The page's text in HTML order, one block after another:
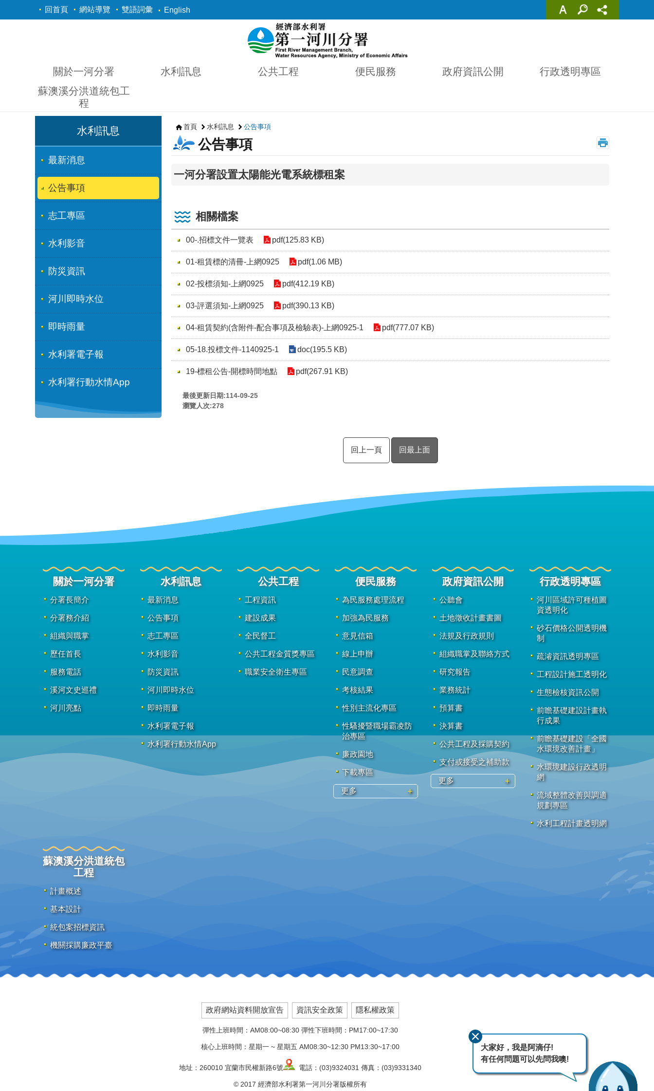
跳到主要內容區塊
回首頁 網站導覽 雙語詞彙 English
關於一河分署 水利訊息 公共工程 便民服務 政府資訊公開
行政透明專區
蘇澳溪分洪道統包工
程
水利訊息
最新消息
公告事項
志工專區
水利影音
防災資訊
河川即時水位
即時雨量
水利署電子報
水利署行動水情App
首頁 水利訊息 公告事項
公告事項
一河分署設置太陽能光電系統標租案
相關檔案
00-.招標文件一覽表 pdf(125.83 KB)
01-租賃標的清冊-上網0925 pdf(1.06 MB)
02-投標須知-上網0925 pdf(412.19 KB)
03-評選須知-上網0925 pdf(390.13 KB)
04-租賃契約(含附件-配合事項及檢驗表)-上網0925-1 pdf(777.07 KB)
05-18.投標文件-1140925-1 doc(195.5 KB)
19-標租公告-開標時間地點 pdf(267.91 KB)
最後更新日期:114-09-25
瀏覽人次:278
回上一頁 回最上面
關於一河分署
分署長簡介
分署務介紹
組織與職掌
歷任首長
服務電話
溪河文史巡禮
河川亮點
水利訊息
最新消息
公告事項
志工專區
水利影音
防災資訊
河川即時水位
即時雨量
水利署電子報
水利署行動水情App
公共工程
工程資訊
建設成果
全民督工
公共工程金質獎專區
職業安全衛生專區
便民服務
為民服務處理流程
加強為民服務
意見信箱
線上申辦
民意調查
考核結果
性別主流化專區
性騷擾暨職場霸凌防
治專區
廉政園地
下載專區
更多
政府資訊公開
公聽會
土地徵收計畫書圖
法規及行政規則
組織職掌及聯絡方式
研究報告
業務統計
預算書
決算書
公共工程及採購契約
支付或接受之補助款
更多
行政透明專區
河川區域許可種植圖
資透明化
砂石價格公開透明機
制
疏濬資訊透明專區
工程設計施工透明化
生態檢核資訊公開
前瞻基礎建設計畫執
行成果
前瞻基礎建設「全國
水環境改善計畫」
水環境建設行政透明
網
流域整體改善與調適
規劃專區
水利工程計畫透明網
蘇澳溪分洪道統包
工程
計畫概述
基本設計
統包案招標資訊
機關採購廉政平臺
政府網站資料開放宣告 資訊安全政策 隱私權政策
彈性上班時間：AM08:00~08:30 彈性下班時間：PM17:00~17:30
核心上班時間：星期一 ~ 星期五 AM08:30~12:30 PM13:30~17:00
地址：260010 宜蘭市民權新路6號 電話：(03)9324031 傳真：(03)9331340
© 2017 經濟部水利署第一河川分署版權所有
大家好，我是阿滴仔!
有任何問題可以先問我噢!